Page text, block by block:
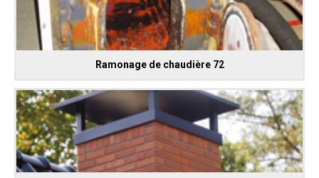
Ramonage de chaudière 72